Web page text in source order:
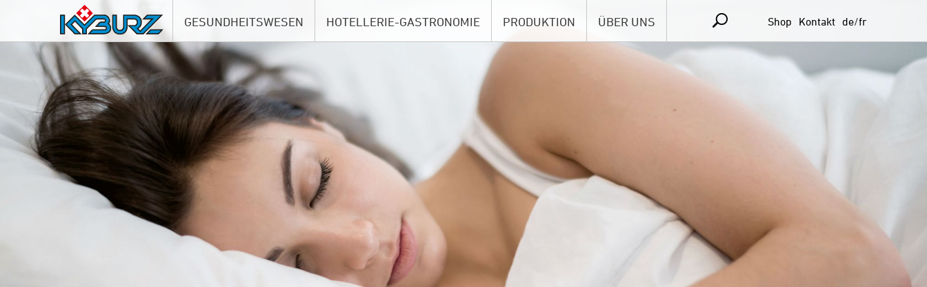
Shop Kontakt de fr
GESUNDHEITSWESEN
Duvets und Kissen
Bettwäsche
Frottierwäsche und Spirella
Inkontinenz
HOTELLERIE-GASTRONOMIE
Bettwäsche
Frottierwäsche und Spirella
Tischwäsche
Küche und Service
Encasing
PRODUKTION
Spezialanfertigungen
Swissness
ÜBER UNS
Offene Stellen
Kontakt & Anfahrt